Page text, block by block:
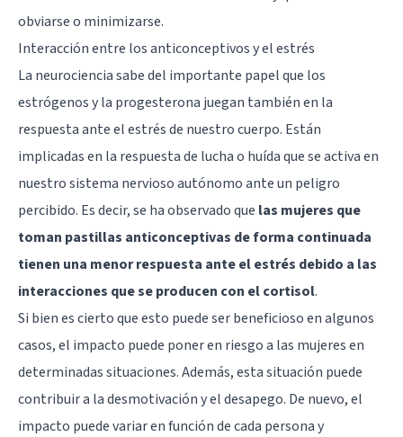
obviarse o minimizarse.
Interacción entre los anticonceptivos y el estrés
La neurociencia sabe del importante papel que los
estrógenos y la progesterona juegan también en la
respuesta ante el estrés de nuestro cuerpo. Están
implicadas en la respuesta de lucha o huída que se activa en
nuestro sistema nervioso autónomo ante un peligro
percibido. Es decir, se ha observado que las mujeres que
toman pastillas anticonceptivas de forma continuada
tienen una menor respuesta ante el estrés debido a las
interacciones que se producen con el cortisol.
Si bien es cierto que esto puede ser beneficioso en algunos
casos, el impacto puede poner en riesgo a las mujeres en
determinadas situaciones. Además, esta situación puede
contribuir a la desmotivación y el desapego. De nuevo, el
impacto puede variar en función de cada persona y